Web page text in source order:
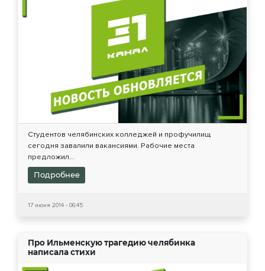
Студентов челябинских колледжей и профучилищ
сегодня завалили вакансиями. Рабочие места
предложил...
Подробнее
17 июня 2014 - 06:45
Про Ильменскую трагедию челябинка
написала стихи